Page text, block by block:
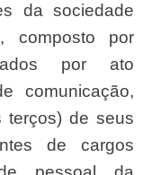
da sociedade
composto por
por ato
comunicação,
terços) de seus
de cargos